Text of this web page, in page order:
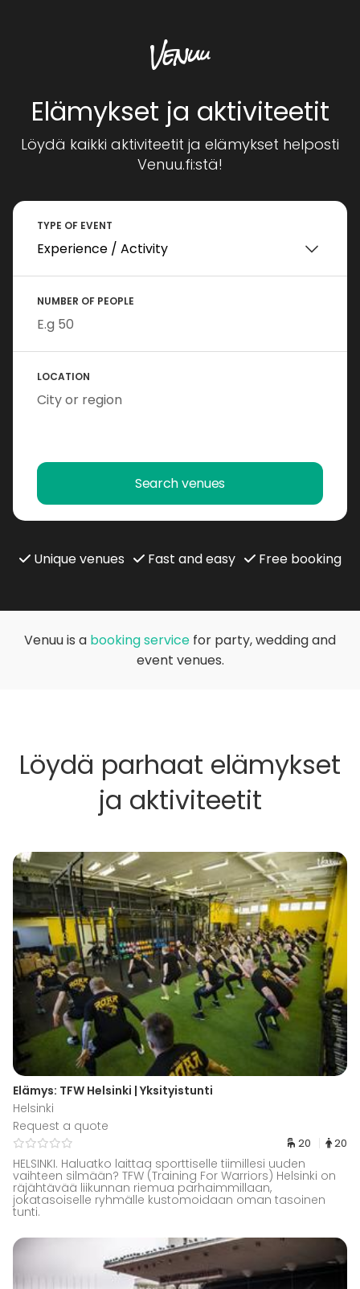
Elämykset ja aktiviteetit
Löydä kaikki aktiviteetit ja elämykset helposti
Venuu.fi:stä!
TYPE OF EVENT
NUMBER OF PEOPLE
LOCATION
Search venues
Unique venues Fast and easy Free booking
Venuu is a booking service for party, wedding and
event venues.
Löydä parhaat elämykset
ja aktiviteetit
Elämys: TFW Helsinki | Yksityistunti
Helsinki
Request a quote
20 20
HELSINKI. Haluatko laittaa sporttiselle tiimillesi uuden
vaihteen silmään? TFW (Training For Warriors) Helsinki on
räjähtävää liikunnan riemua parhaimmillaan,
jokatasoiselle ryhmälle kustomoidaan oman tasoinen
tunti.